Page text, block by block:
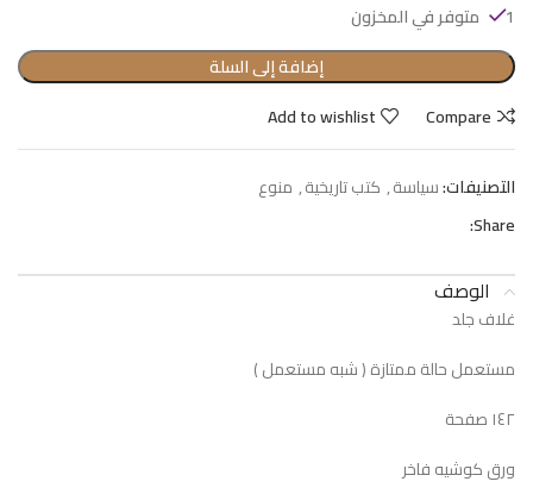
1 متوفر في المخزون
إضافة إلى السلة
Compare
Add to wishlist
التصنيفات:سياسة, كتب تاريخية, منوع
Share:
الوصف
غلاف جلد
مستعمل حالة ممتازة ( شبه مستعمل )
١٤٢ صفحة
ورق كوشيه فاخر